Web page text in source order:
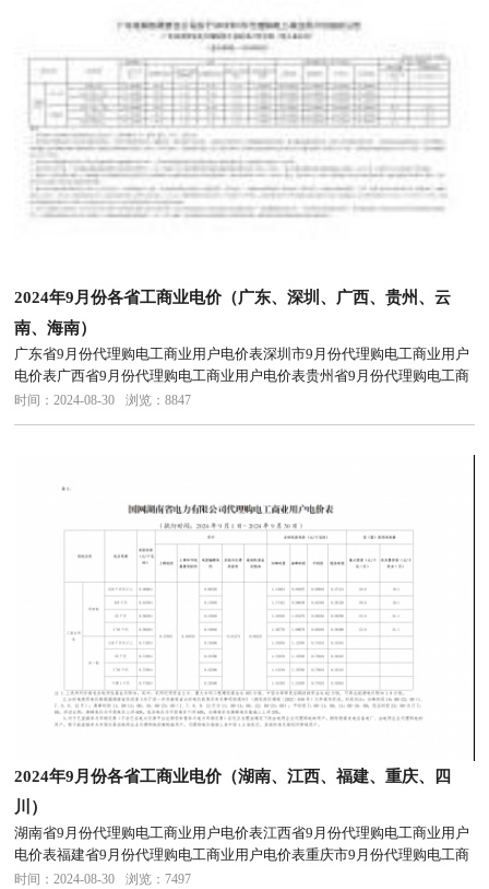
2024年9月份各省工商业电价（广东、深圳、广西、贵州、云
南、海南）
广东省9月份代理购电工商业用户电价表深圳市9月份代理购电工商业用户
电价表广西省9月份代理购电工商业用户电价表贵州省9月份代理购电工商
业用户电价表云南省9月份代理购电工商业用户电价表海南省9月份代理购
时间：2024-08-30 浏览：8847
2024年9月份各省工商业电价（湖南、江西、福建、重庆、四
川）
湖南省9月份代理购电工商业用户电价表江西省9月份代理购电工商业用户
电价表福建省9月份代理购电工商业用户电价表重庆市9月份代理购电工商
业用户电价表四川省9月份代理购电工商业用户电价表
时间：2024-08-30 浏览：7497